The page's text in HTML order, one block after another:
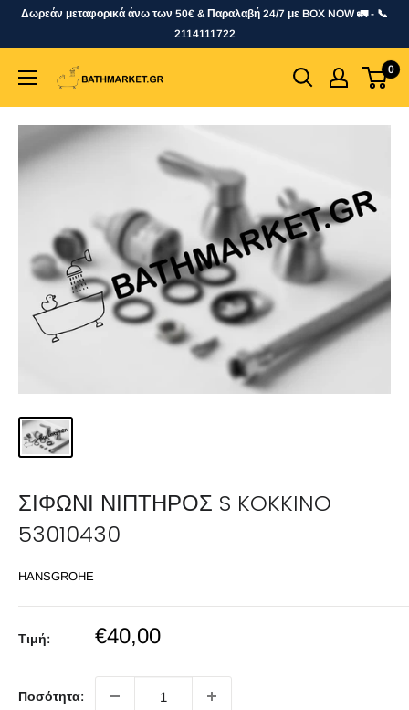
SkipΔωρεάν μεταφορικά άνω των 50€ & Παραλαβή 24/7 με BOX NOW 🚛 - 📞
2114111722
bathmarket.gr 0
ΣΙΦΩΝΙ ΝΙΠΤΗΡΟΣ S KOKKINO
53010430
HANSGROHE
Τιμή:
Sale
€40,00
Ποσότητα: